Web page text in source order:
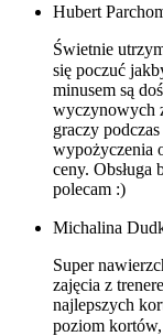
Hubert
Świetnie
się poczuć
minusem są
wyczynowych
graczy
wypożyczenia
ceny. Obsługa
polecam :)
Michalina
Super
zajęcia z
najlepszych
poziom